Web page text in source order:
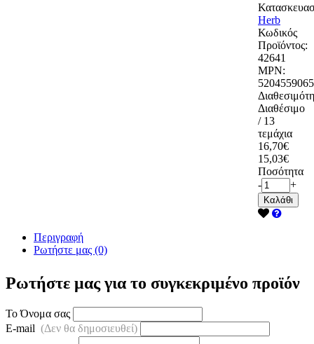
Herb
Κωδικός
Προϊόντος:
42641
MPN:
Διαθέσιμο
/ 13
τεμάχια
16,70€
15,03€
Ποσότητα
-
+
Καλάθι
Περιγραφή
Ρωτήστε μας (0)
Ρωτήστε μας για το συγκεκριμένο προϊόν
Το Όνομα σας
E-mail (Δεν θα δημοσιευθεί)